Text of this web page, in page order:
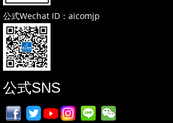
公式Wechat ID：aicomjp
公式SNS